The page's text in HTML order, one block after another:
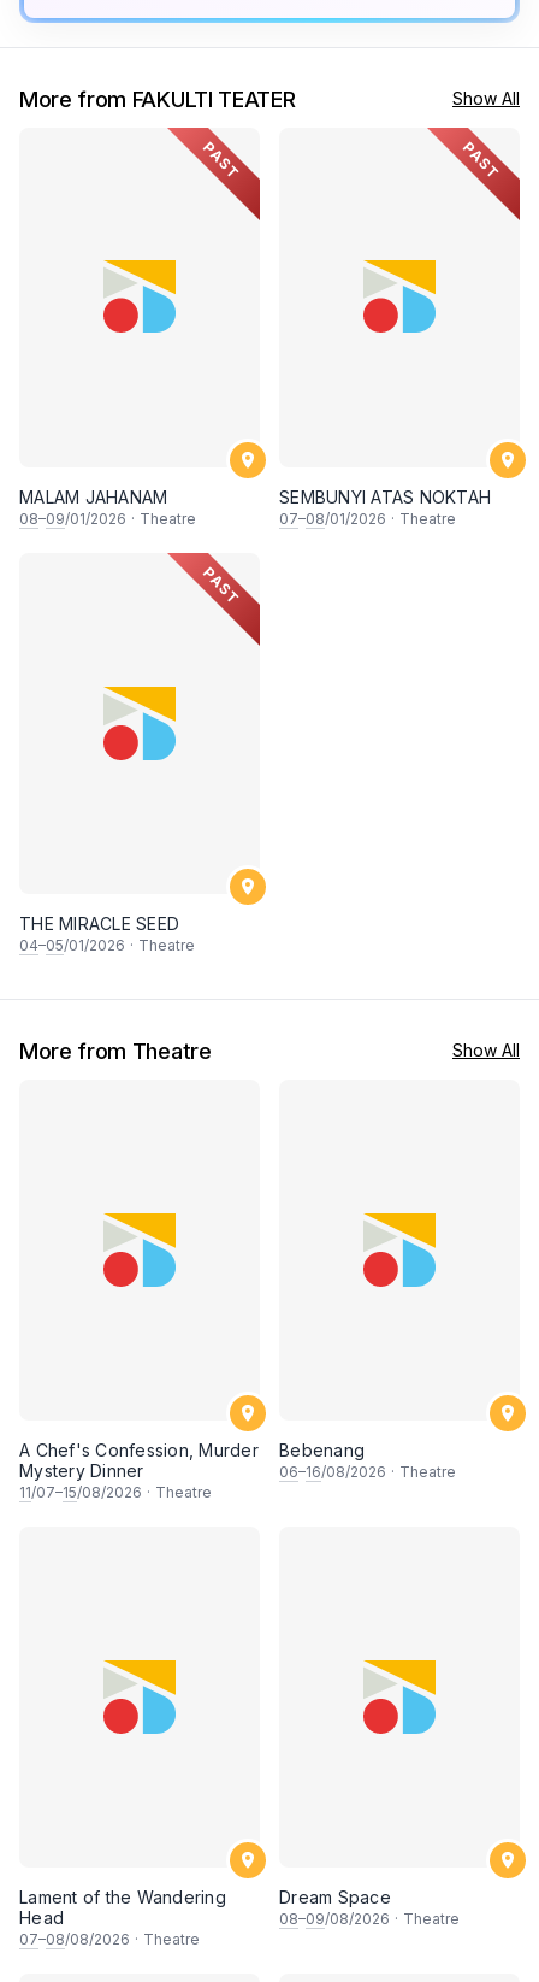
More from FAKULTI TEATER Show All
PAST
MALAM JAHANAM
08–09/01/2026 · Theatre
PAST
SEMBUNYI ATAS NOKTAH
07–08/01/2026 · Theatre
PAST
THE MIRACLE SEED
04–05/01/2026 · Theatre
More from Theatre Show All
A Chef's Confession, Murder
Mystery Dinner
11/07–15/08/2026 · Theatre
Bebenang
06–16/08/2026 · Theatre
Lament of the Wandering
Head
07–08/08/2026 · Theatre
Dream Space
08–09/08/2026 · Theatre